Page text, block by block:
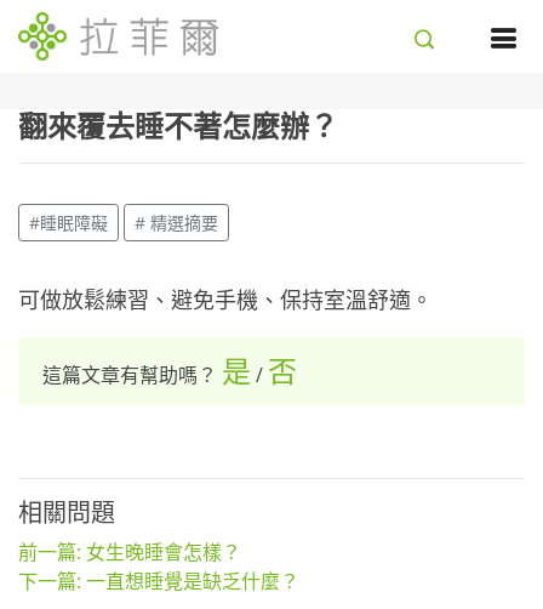
翻來覆去睡不著怎麼辦？
#睡眠障礙 # 精選摘要
可做放鬆練習、避免手機、保持室溫舒適。
這篇文章有幫助嗎？ 是 / 否
相關問題
前一篇: 女生晚睡會怎樣？
下一篇: 一直想睡覺是缺乏什麼？